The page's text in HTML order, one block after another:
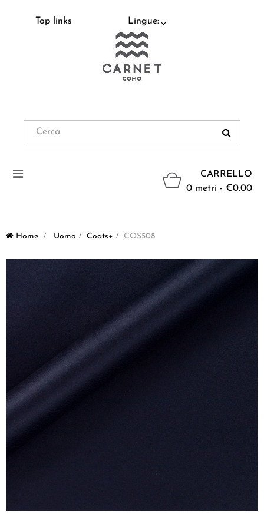
Top links Lingue:
CARRELLO
0 metri - €0.00
Navigazione
Home > Uomo > Coats+ > COS508